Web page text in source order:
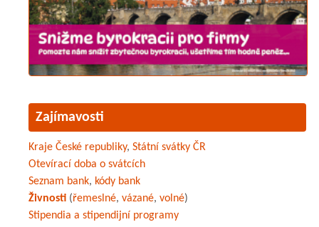
Zajímavosti
Kraje České republiky, Státní svátky ČR
Otevírací doba o svátcích
Seznam bank, kódy bank
Živnosti (řemeslné, vázané, volné)
Stipendia a stipendijní programy